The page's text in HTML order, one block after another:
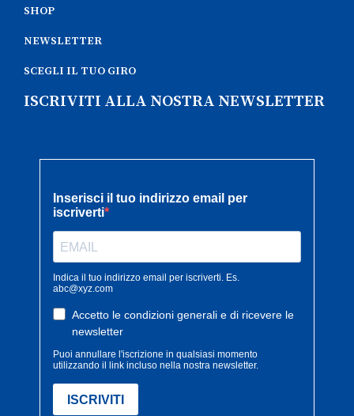
SHOP
NEWSLETTER
SCEGLI IL TUO GIRO
ISCRIVITI ALLA NOSTRA NEWSLETTER